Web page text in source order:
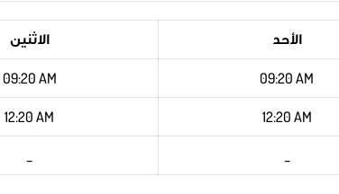
الأحد الاثنين
09:20 AM
09:20 AM
12:20 AM
12:20 AM